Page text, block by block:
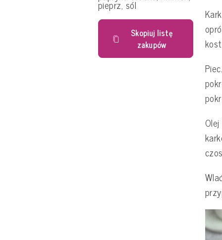
pieprz, sól
Skopiuj listę
zakupów